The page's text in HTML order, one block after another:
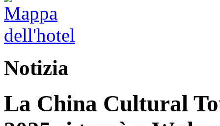
Notizia
La China Cultural